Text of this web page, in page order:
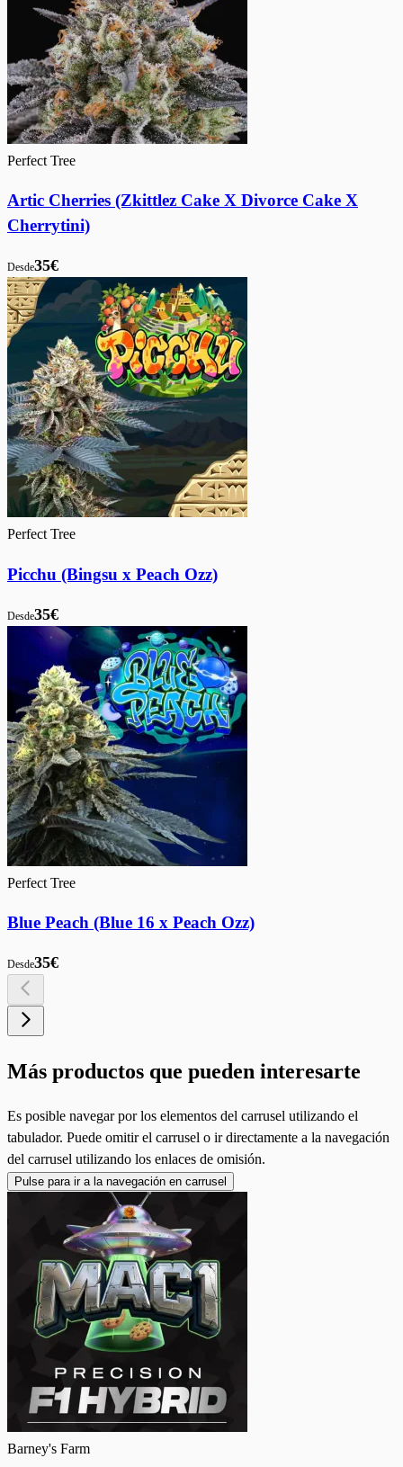
Perfect Tree
Artic Cherries (Zkittlez Cake X Divorce Cake X
Cherrytini)
Desde35€
Perfect Tree
Picchu (Bingsu x Peach Ozz)
Desde35€
Perfect Tree
Blue Peach (Blue 16 x Peach Ozz)
Desde35€
Más productos que pueden interesarte
Es posible navegar por los elementos del carrusel utilizando el
tabulador. Puede omitir el carrusel o ir directamente a la navegación
del carrusel utilizando los enlaces de omisión.
Pulse para ir a la navegación en carrusel
Barney's Farm